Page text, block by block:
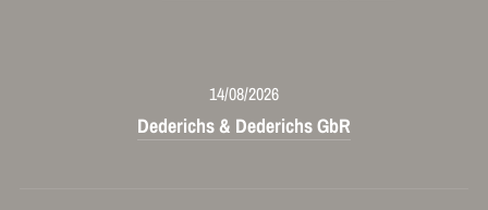
14/08/2026
Dederichs & Dederichs GbR